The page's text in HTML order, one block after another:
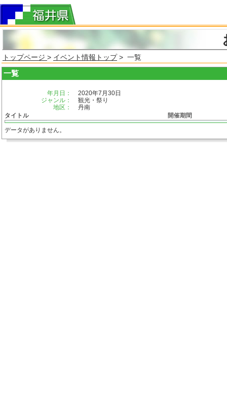
トップページ > イベント情報トップ> 一覧
一覧
年月日：
2020年7月30日
ジャンル：
観光・祭り
地区：
丹南
タイトル
開催期間
データがありません。